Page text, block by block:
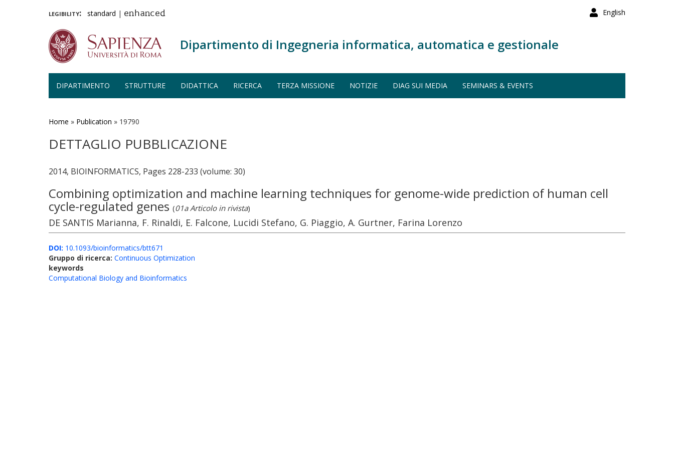
English
legibility: standard | enhanced
Dipartimento di Ingegneria informatica, automatica e gestionale
DIPARTIMENTO STRUTTURE DIDATTICA RICERCA TERZA MISSIONE NOTIZIE DIAG SUI MEDIA SEMINARS & EVENTS
Home » Publication » 19790
DETTAGLIO PUBBLICAZIONE
2014, BIOINFORMATICS, Pages 228-233 (volume: 30)
Combining optimization and machine learning techniques for genome-wide prediction of human cell
cycle-regulated genes (01a Articolo in rivista)
DE SANTIS Marianna, F. Rinaldi, E. Falcone, Lucidi Stefano, G. Piaggio, A. Gurtner, Farina Lorenzo
DOI: 10.1093/bioinformatics/btt671
Gruppo di ricerca: Continuous Optimization
keywords
Computational Biology and Bioinformatics